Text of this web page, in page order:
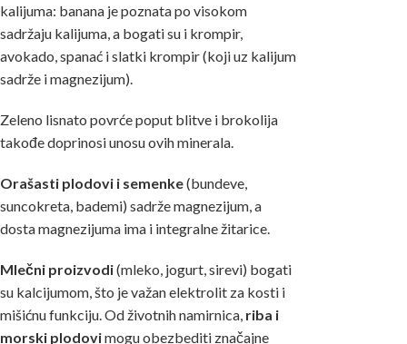
kalijuma: banana je poznata po visokom
sadržaju kalijuma, a bogati su i krompir,
avokado, spanać i slatki krompir (koji uz kalijum
sadrže i magnezijum).
Zeleno lisnato povrće poput blitve i brokolija
takođe doprinosi unosu ovih minerala.
Orašasti plodovi i semenke(bundeve,
suncokreta, bademi) sadrže magnezijum, a
dosta magnezijuma ima i integralne žitarice.
Mlečni proizvodi(mleko, jogurt, sirevi) bogati
su kalcijumom, što je važan elektrolit za kosti i
mišićnu funkciju. Od životnih namirnica, riba i
morski plodovimogu obezbediti značajne